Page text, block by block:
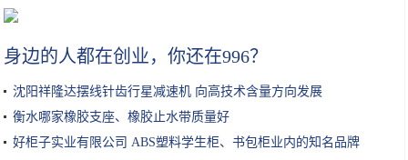
最强小学生？2岁打游戏，16岁拿下电竞世界冠军，光奖金就2000万
身边的人都在创业，你还在996？
沈阳祥隆达摆线针齿行星减速机 向高技术含量方向发展
衡水哪家橡胶支座、橡胶止水带质量好
好柜子实业有限公司 ABS塑料学生柜、书包柜业内的知名品牌